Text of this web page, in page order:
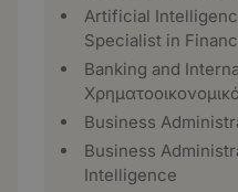
Artificial
Specialist in
Banking and
Business
Business
Intelligence